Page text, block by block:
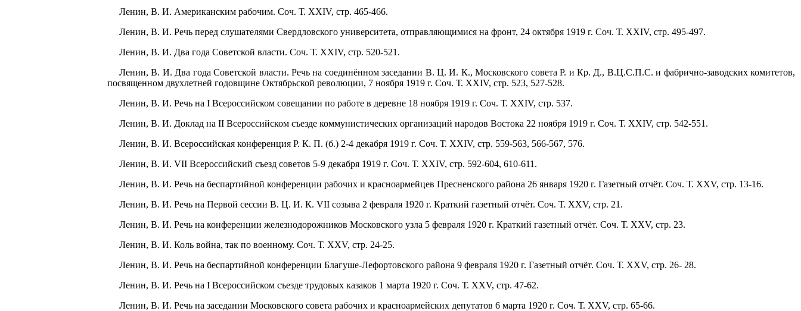
Ленин, В. И. Американским рабочим. Соч. Т. XXIV, стр. 465-466.
Ленин, В. И. Речь перед слушателями Свердловского университета, отправляющимися на фронт, 24 октября 1919 г. Соч. Т. XXIV, стр. 495-497.
Ленин, В. И. Два года Советской власти. Соч. Т. XXIV, стр. 520-521.
Ленин, В. И. Два года Советской власти. Речь на соединённом заседании В. Ц. И. К., Московского совета Р. и Кр. Д., В.Ц.С.П.С. и фабрично-заводских комитетов,
посвященном двухлетней годовщине Октябрьской революции, 7 ноября 1919 г. Соч. Т. XXIV, стр. 523, 527-528.
Ленин, В. И. Речь на I Всероссийском совещании по работе в деревне 18 ноября 1919 г. Соч. Т. XXIV, стр. 537.
Ленин, В. И. Доклад на II Всероссийском съезде коммунистических организаций народов Востока 22 ноября 1919 г. Соч. Т. XXIV, стр. 542-551.
Ленин, В. И. Всероссийская конференция Р. К. П. (б.) 2-4 декабря 1919 г. Соч. Т. XXIV, стр. 559-563, 566-567, 576.
Ленин, В. И. VII Всероссийский съезд советов 5-9 декабря 1919 г. Соч. Т. XXIV, стр. 592-604, 610-611.
Ленин, В. И. Речь на беспартийной конференции рабочих и красноармейцев Пресненского района 26 января 1920 г. Газетный отчёт. Соч. Т. XXV, стр. 13-16.
Ленин, В. И. Речь на Первой сессии В. Ц. И. К. VII созыва 2 февраля 1920 г. Краткий газетный отчёт. Соч. Т. XXV, стр. 21.
Ленин, В. И. Речь на конференции железнодорожников Московского узла 5 февраля 1920 г. Краткий газетный отчёт. Соч. Т. XXV, стр. 23.
Ленин, В. И. Коль война, так по военному. Соч. Т. XXV, стр. 24-25.
Ленин, В. И. Речь на беспартийной конференции Благуше-Лефортовского района 9 февраля 1920 г. Газетный отчёт. Соч. Т. XXV, стр. 26- 28.
Ленин, В. И. Речь на I Всероссийском съезде трудовых казаков 1 марта 1920 г. Соч. Т. XXV, стр. 47-62.
Ленин, В. И. Речь на заседании Московского совета рабочих и красноармейских депутатов 6 марта 1920 г. Соч. Т. XXV, стр. 65-66.